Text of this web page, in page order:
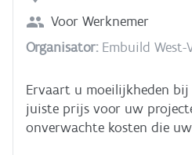
nodig voor deze cursus.
Voor Werknemer
Organisator:Embuild West-
Ervaart u moeilijkheden
juiste prijs voor uw
onverwachte kosten die